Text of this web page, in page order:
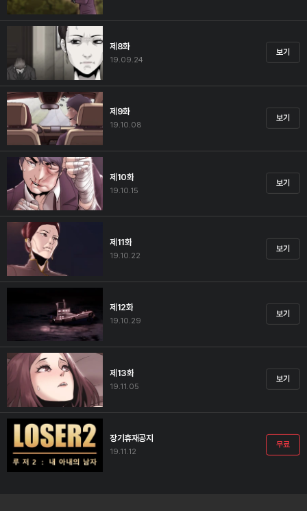
제8화
19.09.24
보기
제9화
19.10.08
보기
제10화
19.10.15
보기
제11화
19.10.22
보기
제12화
19.10.29
보기
제13화
19.11.05
보기
장기휴재공지
19.11.12
무료